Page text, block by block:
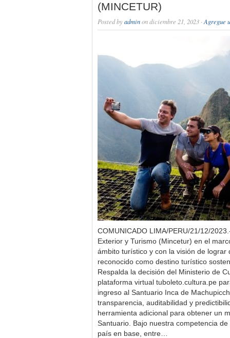
(MINCETUR)
Posted byadminon diciembre 21, 2023 · Agregue
COMUNICADO LIMA/PERU/21/12/
Exterior y Turismo (Mincetur) en el
ámbito turístico y con la visión de lograr
reconocido como destino turístico
Respalda la decisión del Ministerio de
plataforma virtual tuboleto.cultura.pe
ingreso al Santuario Inca de
transparencia, auditabilidad y
herramienta adicional para obtener un
Santuario. Bajo nuestra competencia
país en base, entre…